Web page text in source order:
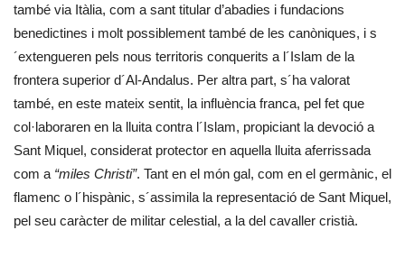
també via Itàlia, com a sant titular d’abadies i fundacions
benedictines i molt possiblement també de les canòniques, i s
´extengueren pels nous territoris conquerits a l´Islam de la
frontera superior d´Al-Andalus. Per altra part, s´ha valorat
també, en este mateix sentit, la influència franca, pel fet que
col·laboraren en la lluita contra l´Islam, propiciant la devoció a
Sant Miquel, considerat protector en aquella lluita aferrissada
com a “miles Christi”. Tant en el món gal, com en el germànic, el
flamenc o l´hispànic, s´assimila la representació de Sant Miquel,
pel seu caràcter de militar celestial, a la del cavaller cristià.